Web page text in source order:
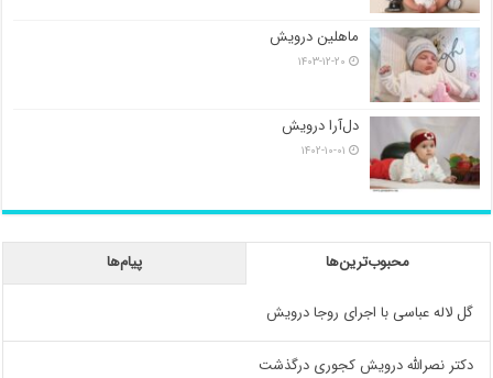
ماهلین درویش
۱۴۰۳-۱۲-۲۰
دل‌آرا درویش
۱۴۰۲-۱۰-۰۱
محبوب‌ترین‌ها پیام‌ها
گل لاله عباسی با اجرای روجا درویش
دکتر نصرالله درویش کجوری درگذشت